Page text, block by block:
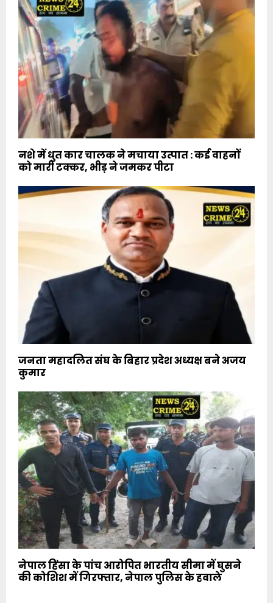
नशे में धुत कार चालक ने मचाया उत्पात : कई वाहनों
को मारी टक्कर, भीड़ ने जमकर पीटा
जनता महादलित संघ के बिहार प्रदेश अध्यक्ष बने अजय
कुमार
नेपाल हिंसा के पांच आरोपित भारतीय सीमा में घुसने
की कोशिश में गिरफ्तार, नेपाल पुलिस के हवाले